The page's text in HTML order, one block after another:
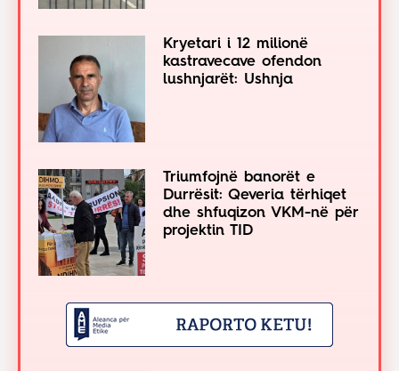
Kryetari i 12 milionë
kastravecave ofendon
lushnjarët: Ushnja
Triumfojnë banorët e
Durrësit: Qeveria tërhiqet
dhe shfuqizon VKM-në për
projektin TID